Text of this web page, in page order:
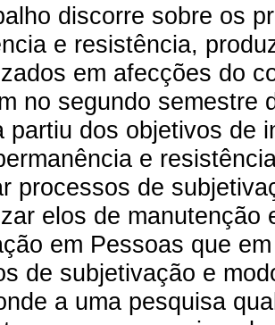
discorre sobre os
e resistência,
em afecções do
no segundo semestre
partiu dos objetivos de
e
processos de
elos de
em Pessoas que
de subjetivação e
a uma pesquisa